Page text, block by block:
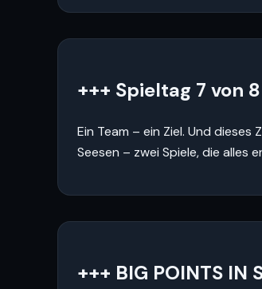
+++ Spieltag 7 von
Ein Team – ein Ziel. Und
Seesen – zwei Spiele, die alles
+++ BIG POINTS IN